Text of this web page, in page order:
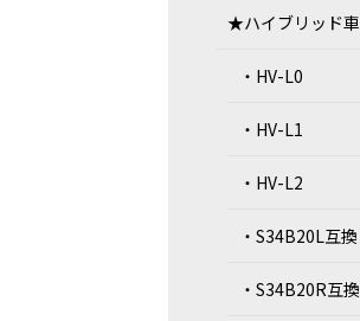
★ハイブリッド車
・HV-L0
・HV-L1
・HV-L2
・S34B20L互換
・S34B20R互換